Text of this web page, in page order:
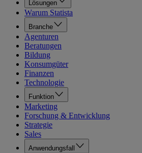
Lösungen
Warum Statista
Branche
Agenturen
Beratungen
Bildung
Konsumgüter
Finanzen
Technologie
Funktion
Marketing
Forschung & Entwicklung
Strategie
Sales
Anwendungsfall